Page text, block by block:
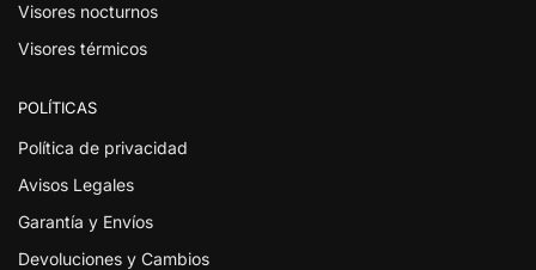
Visores nocturnos
Visores térmicos
POLÍTICAS
Política de privacidad
Avisos Legales
Garantía y Envíos
Devoluciones y Cambios